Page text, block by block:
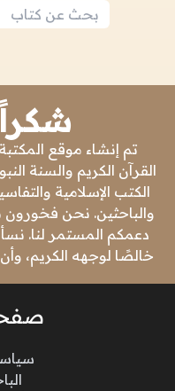
تم إنشاء موقع
القرآن الكريم والسنة
الكتب الإسلامية
والباحثين. نحن فخورون
دعمكم المستمر لنا.
خالصًا لوجهه الكريم،